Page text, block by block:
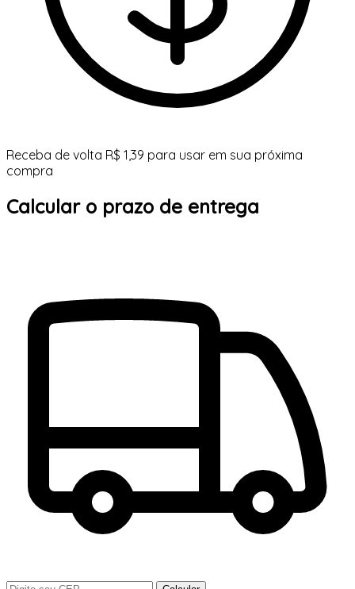
Receba de volta R$ 1,39 para usar em sua próxima
compra
Calcular o prazo de entrega